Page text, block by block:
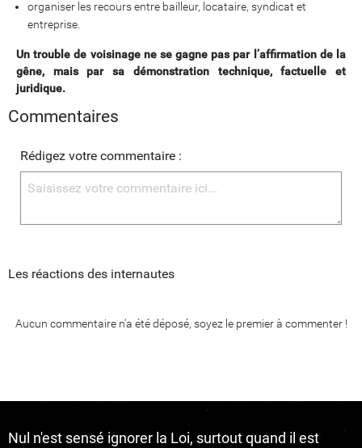
organiser les recours entre bailleur, locataire, syndicat et
entreprise.
Un trouble de voisinage ne se gagne pas par l’affirmation de la
gêne, mais par sa démonstration technique, factuelle et
juridique.
Commentaires
Rédigez votre commentaire :
Les réactions des internautes
Aucun commentaire n'a été déposé, soyez le premier à commenter !
Nul n'est sensé ignorer la Loi, surtout quand il est